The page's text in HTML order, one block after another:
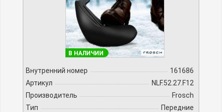
В НАЛИЧИИ
Внутренний номер
161686
Артикул
NLF.52.27.F12
Производитель
Frosch
Тип
Передние